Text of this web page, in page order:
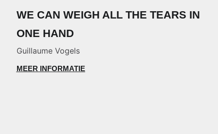
WE CAN WEIGH ALL THE TEARS IN
ONE HAND
Guillaume Vogels
MEER INFORMATIE